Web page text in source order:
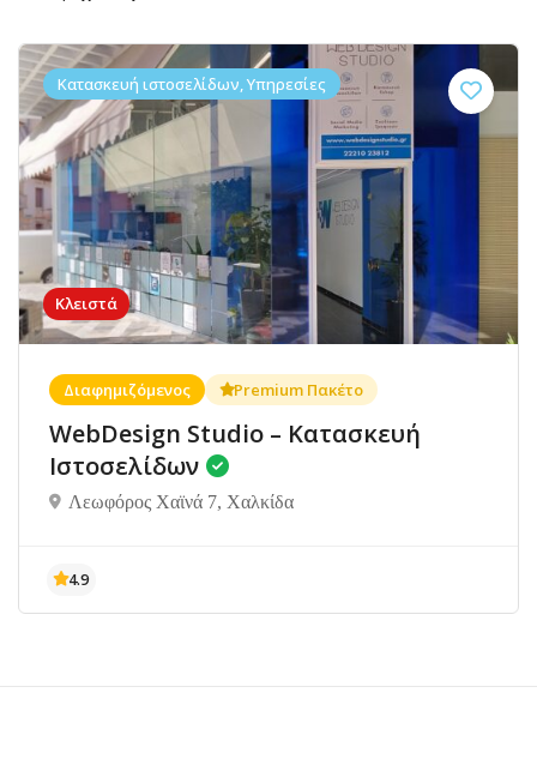
Κλειστά
Κατασκευή ιστοσελίδων, Υπηρεσίες
Διαφημιζόμενος Premium Πακέτο
WebDesign Studio – Κατασκευή
Ιστοσελίδων
Λεωφόρος Χαϊνά 7, Χαλκίδα